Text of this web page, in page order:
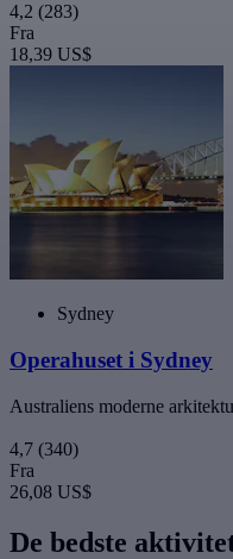
4,2 (283)
Fra
18,39 US$
Sydney
Operahuset i Sydney
Australiens moderne
4,7 (340)
Fra
26,08 US$
De bedste